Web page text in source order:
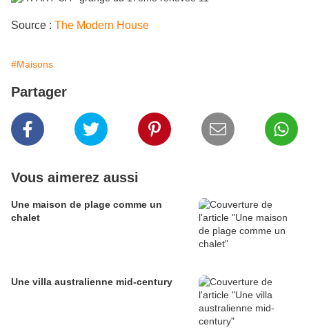
Source : The Modern House
#Maisons
Partager
Vous aimerez aussi
Une maison de plage comme un
chalet
Une villa australienne mid-century